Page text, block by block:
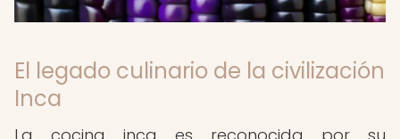
El legado culinario de la civilización
Inca